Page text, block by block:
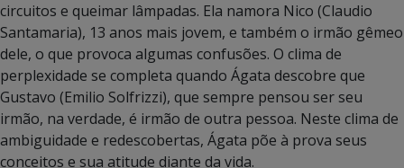
circuitos e queimar lâmpadas. Ela namora Nico (Claudio
Santamaria), 13 anos mais jovem, e também o irmão gêmeo
dele, o que provoca algumas confusões. O clima de
perplexidade se completa quando Ágata descobre que
Gustavo (Emilio Solfrizzi), que sempre pensou ser seu
irmão, na verdade, é irmão de outra pessoa. Neste clima de
ambiguidade e redescobertas, Ágata põe à prova seus
conceitos e sua atitude diante da vida.